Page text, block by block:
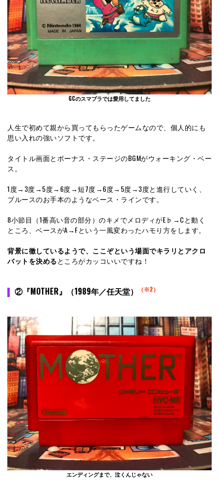
GCのスマブラでは愛用してました
人生で初めて親から買ってもらったゲームなので、個人的にも
思い入れの強いソフトです。
タイトル画面とボーナス・ステージのBGMがウォーキング・ベー
ス。
1度→3度→5度→6度→短7度→6度→5度→3度と進行していく、
ブルースのお手本のようなベース・ラインです。
8小節目（1番高い音の部分）のキメでメロディがE♭→Cと動く
ところ、ベースがA→Fという一風変わったハモり方をします。
背景に徹しているようで、ここぞという場面でキラリとアクロ
バットを決めるところがカッコいいですね！
②『MOTHER』（1989年／任天堂） （※2）
エンディングまで、泣くんじゃない